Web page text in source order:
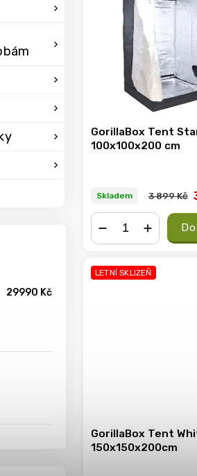
29990 Kč
GorillaBox Tent
100x100x200 cm
Skladem 3 899 Kč
LETNÍ SKLIZEŇ
GorillaBox Tent
150x150x200cm